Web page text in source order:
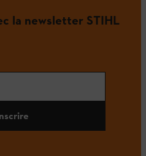
la newsletter STIHL